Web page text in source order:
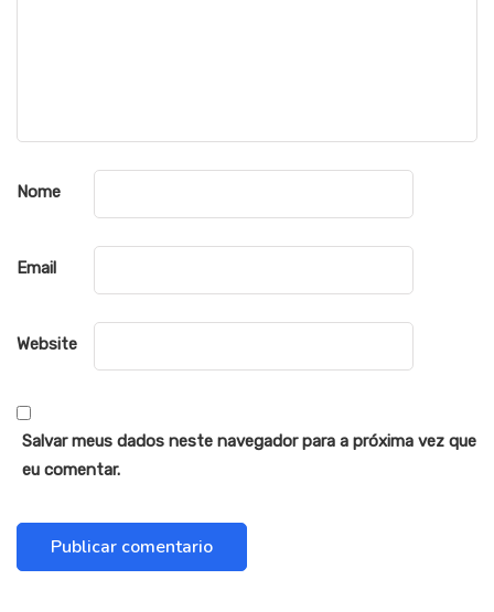
Nome
Email
Website
Salvar meus dados neste navegador para a próxima vez que
eu comentar.